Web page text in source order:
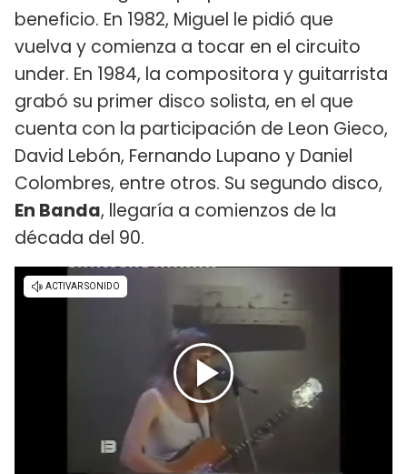
beneficio. En 1982, Miguel le pidió que
vuelva y comienza a tocar en el circuito
under. En 1984, la compositora y guitarrista
grabó su primer disco solista, en el que
cuenta con la participación de Leon Gieco,
David Lebón, Fernando Lupano y Daniel
Colombres, entre otros. Su segundo disco,
En Banda, llegaría a comienzos de la
década del 90.